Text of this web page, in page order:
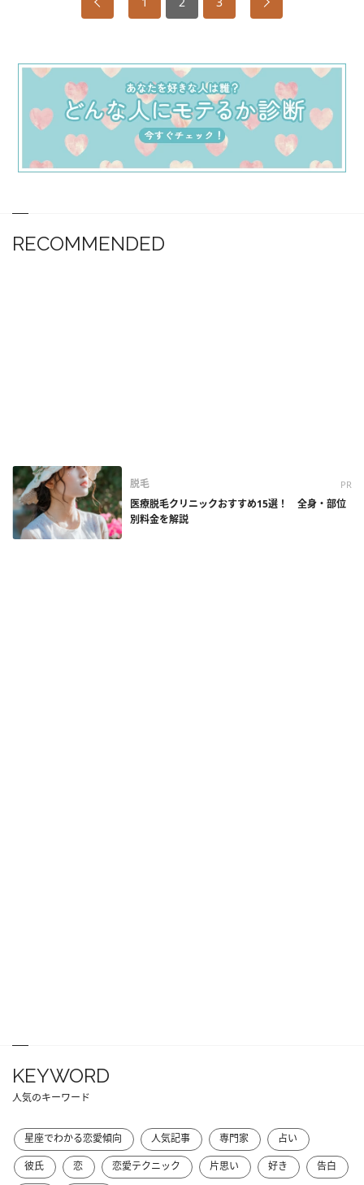
RECOMMENDED
脱毛 PR
医療脱毛クリニックおすすめ15選！ 全身・部位
別料金を解説
KEYWORD
人気のキーワード
星座でわかる恋愛傾向 人気記事 専門家
占い
彼氏
恋 恋愛テクニック 片思い 好き
告白